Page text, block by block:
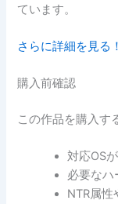
ています。
さらに詳細を見る！
購入前確認
この作品を購入す
対応OS
必要なハ
NTR属